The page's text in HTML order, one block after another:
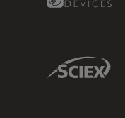
Sciex Link